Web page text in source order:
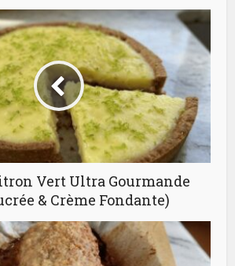
Vert Ultra Gourmande
& Crème Fondante)